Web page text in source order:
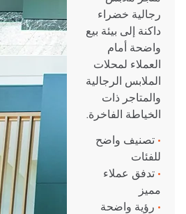
رجالية خضراء
داكنة إلى بيئة بيع
واضحة أمام
العملاء لمحلات
الملابس الرجالية
والمتاجر ذات
الخياطة الفاخرة.
• تصنيف واضح
للفئات
• تدفق عملاء
مميز
• رؤية واضحة